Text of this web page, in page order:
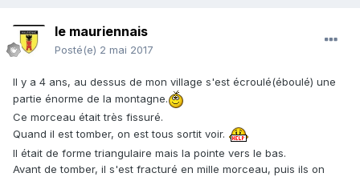
le mauriennais
Posté(e) 2 mai 2017
Il y a 4 ans, au dessus de mon village s'est écroulé(éboulé) une
partie énorme de la montagne.
Ce morceau était très fissuré.
Quand il est tomber, on est tous sortit voir.
Il était de forme triangulaire mais la pointe vers le bas.
Avant de tomber, il s'est fracturé en mille morceau, puis ils on